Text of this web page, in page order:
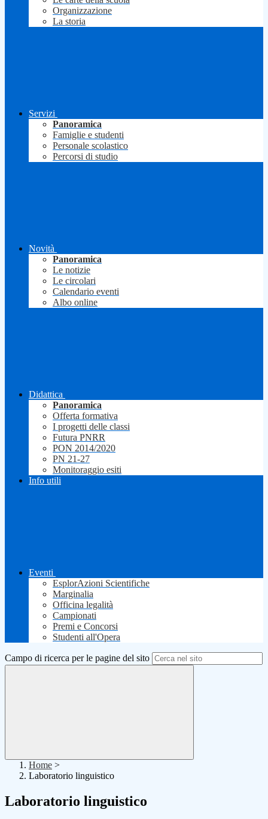
Organizzazione
La storia
Servizi
Panoramica
Famiglie e studenti
Personale scolastico
Percorsi di studio
Novità
Panoramica
Le notizie
Le circolari
Calendario eventi
Albo online
Didattica
Panoramica
Offerta formativa
I progetti delle classi
Futura PNRR
PON 2014/2020
PN 21-27
Monitoraggio esiti
Info utili
Eventi
EsplorAzioni Scientifiche
Marginalia
Officina legalità
Campionati
Premi e Concorsi
Studenti all'Opera
Campo di ricerca per le pagine del sito
Home >
Laboratorio linguistico
Laboratorio linguistico